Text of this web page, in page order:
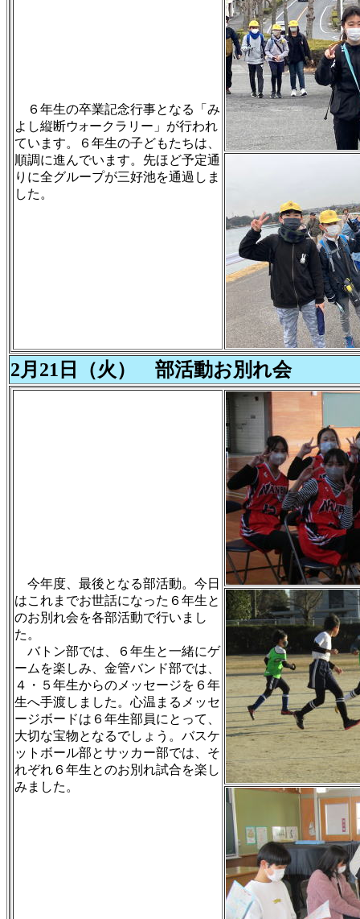
６年生の卒業記念行事となる「み
よし縦断ウ オークラリー」が行われ
ています。６年生の子どもたちは、
順調に進んでいます。先ほど予定通
りに全グループが三好池を通過しま
した。
2月21日（火） 部活動お別れ会
今年度、最後となる部活動。今日
はこれまでお世話になった６年生と
のお別れ会を各部活動で行いまし
た。
バトン部では、６年生と一緒にゲ
ームを楽しみ、金管バンド部では、
４・５年生からのメッセージを６年
生へ手渡しました。心温まるメッセ
ージボードは６年生部員にとって、
大切な宝物となるでしょう。バスケ
ットボール部とサッカー部では、そ
れぞれ６年生とのお別れ試合を楽し
みました。